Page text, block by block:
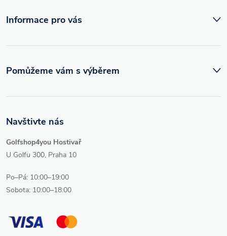
y
ý
s
u
Informace pro vás
Navštivte nás
Golfshop4you Hostivař
U Golfu 300, Praha 10
Po–Pá: 10:00–19:00
Sobota: 10:00–18:00
Pomůžeme vám s výběrem